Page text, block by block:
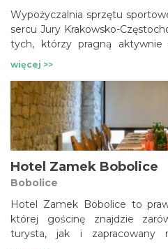
Wypożyczalnia sprzętu
sercu Jury Krakowsko-
tych, którzy pragną aktywnie
powietrzu, bez konieczności
nas można go wypożyczyć
Jesteśmy do dyspozycji
więcej >>
Hotel Zamek Bobolice
Bobolice
Hotel Zamek Bobolice to
której gościnę znajdzie
turysta, jak i zapracowany